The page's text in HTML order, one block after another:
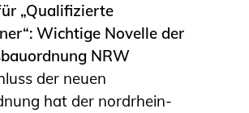
„Qualifizierte
Wichtige Novelle der
NRW
der neuen
hat der nordrhein-